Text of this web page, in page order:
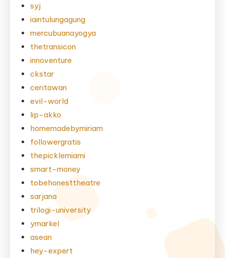
syj
iaintulungagung
mercubuanayogya
thetransicon
innoventure
ckstar
ceritawan
evil-world
lip-akko
homemadebymiriam
followergratis
thepicklemiami
smart-money
tobehonesttheatre
sarjana
trilogi-university
ymarkel
asean
hey-expert